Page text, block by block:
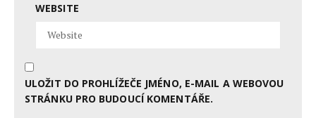
WEBSITE
ULOŽIT DO PROHLÍŽEČE JMÉNO, E-MAIL A WEBOVOU
STRÁNKU PRO BUDOUCÍ KOMENTÁŘE.